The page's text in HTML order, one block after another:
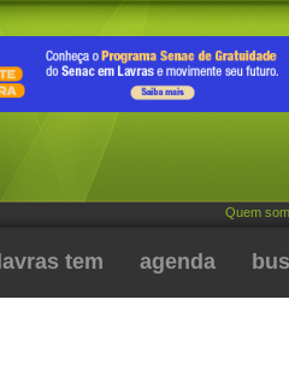
Quem
lavras tem agenda